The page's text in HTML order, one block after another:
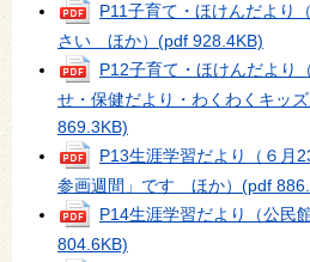
P11子育て・ほけんだより
さい ほか） (pdf 928.4KB)
P12子育て・ほけんだより
せ・保健だより・わくわくキッズ
869.3KB)
P13生涯学習だより（６月
参画週間」です ほか） (pdf
P14生涯学習だより（公民
804.6KB)